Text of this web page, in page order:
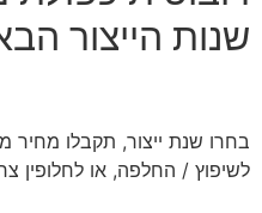
שנות הייצור
בחרו שנת ייצור, תקבלו מחיר
לשיפוץ / החלפה, או לחלופין